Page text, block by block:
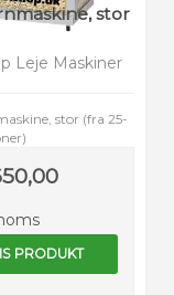
stor
Leje Maskiner
stor (fra 25-
PRODUKT